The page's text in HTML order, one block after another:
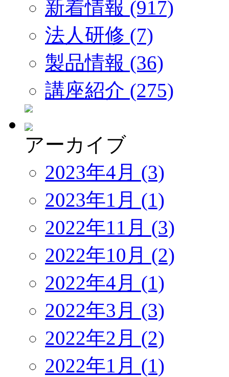
新着情報 (917)
法人研修 (7)
製品情報 (36)
講座紹介 (275)
アーカイブ
2023年4月 (3)
2023年1月 (1)
2022年11月 (3)
2022年10月 (2)
2022年4月 (1)
2022年3月 (3)
2022年2月 (2)
2022年1月 (1)